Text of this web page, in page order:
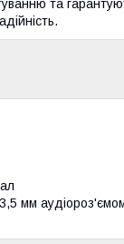
та
3,5 мм